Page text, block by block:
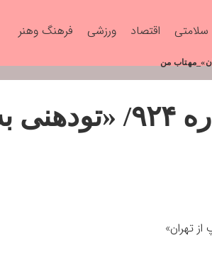
سلامتی اقتصاد ورزشی فرهنگ وهنر
ویترین تسنیم شماره